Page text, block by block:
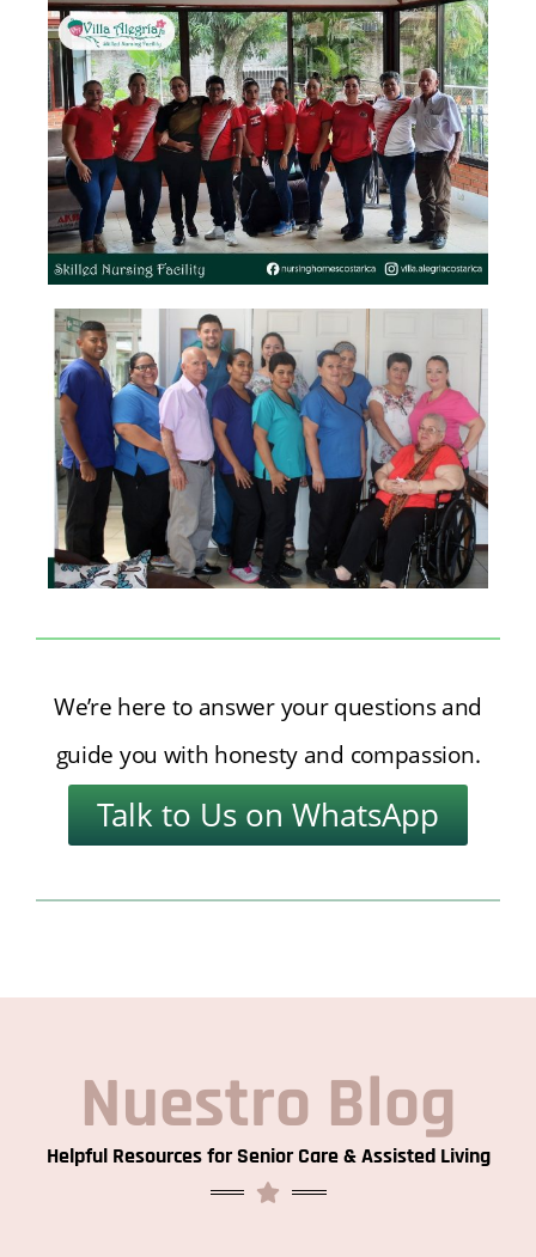
We’re here to answer your questions and
guide you with honesty and compassion.
Talk to Us on WhatsApp
Nuestro Blog
Helpful Resources for Senior Care & Assisted Living